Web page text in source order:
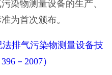
染物测量设备的生产、
为首次颁布。
排气污染物测量设备技
－2007）